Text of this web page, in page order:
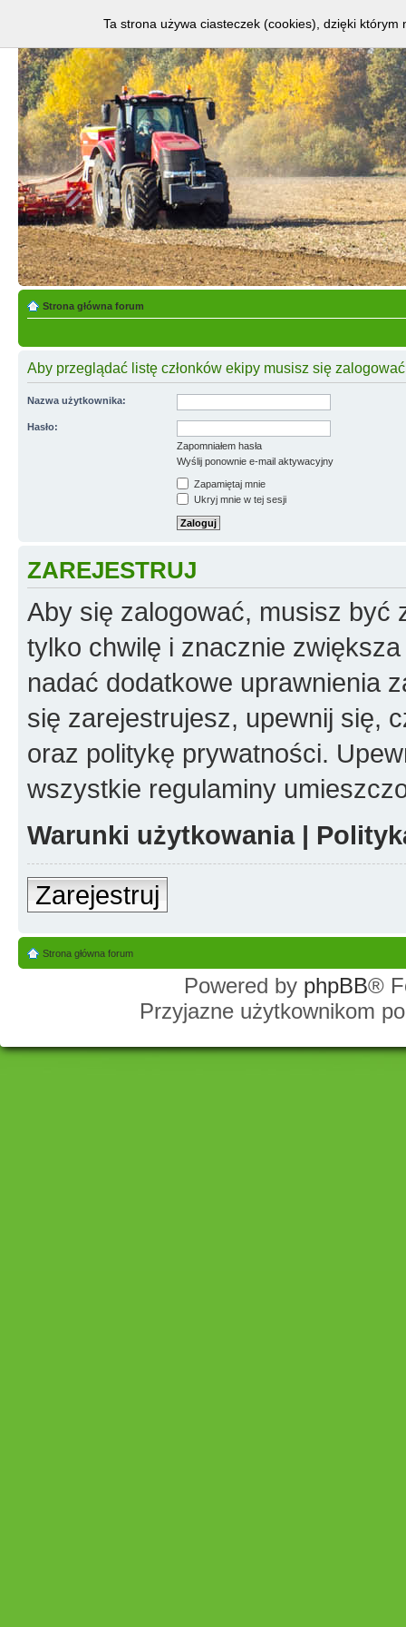
Strona główna forum
Aby przeglądać listę członków ekipy musisz się
Nazwa użytkownika:
Hasło:
Zapomniałem hasła
Wyślij ponownie e-mail aktywacyjny
Zapamiętaj mnie
Ukryj mnie w tej sesji
ZAREJESTRUJ
Aby się zalogować, musisz być
tylko chwilę i znacznie
nadać dodatkowe uprawnienia
się zarejestrujesz, upewnij się,
oraz politykę prywatności.
wszystkie regulaminy
Warunki użytkowania|
Zarejestruj
Strona główna forum
Powered by phpBB®
Przyjazne użytkownikom
Ta strona używa ciasteczek (cookies), dzięki którym